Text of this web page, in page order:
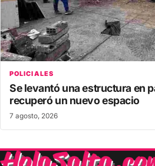
POLICIALES
Se levantó una estructura en
recuperó un nuevo espacio
7 agosto, 2026